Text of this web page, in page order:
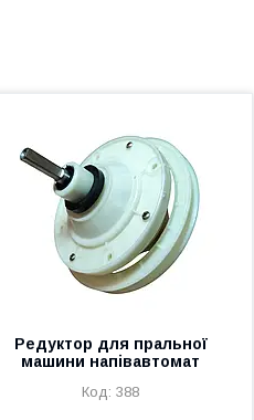
Редуктор для пральної
машини напівавтомат
388